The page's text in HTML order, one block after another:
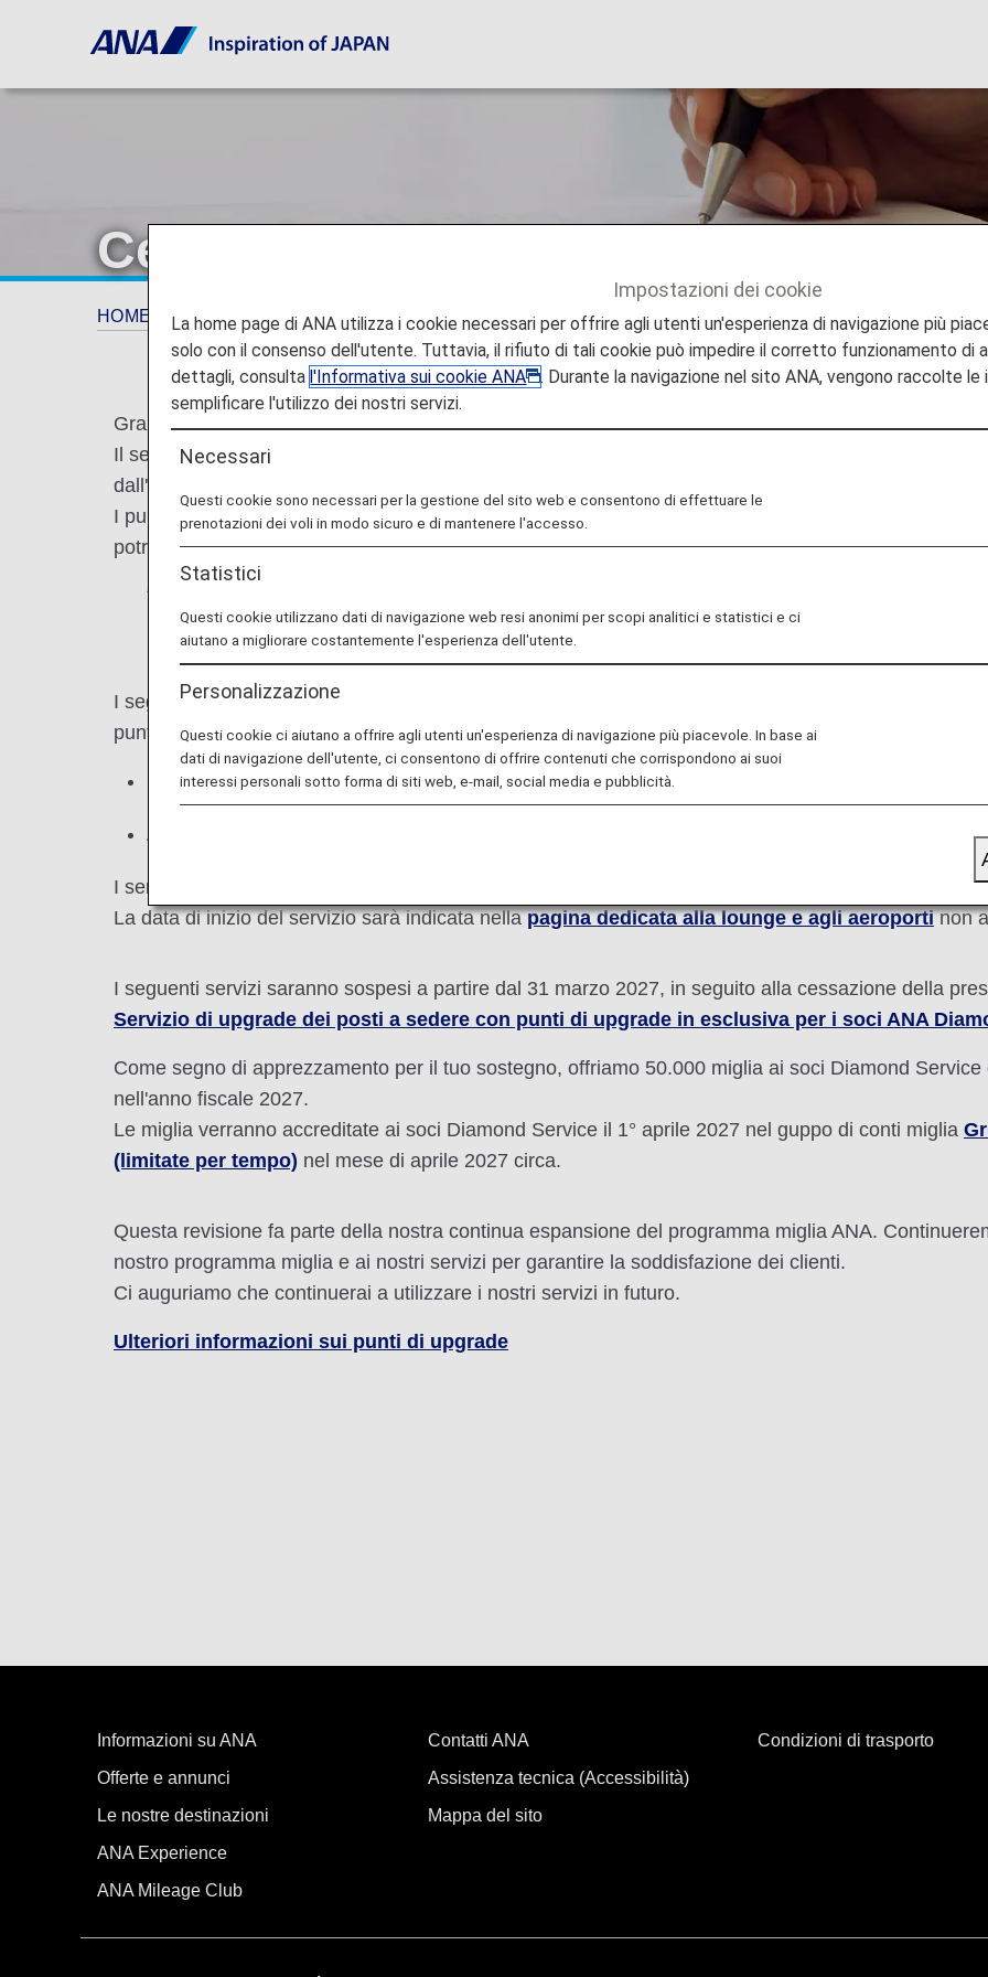
Cessazione del servizio punti di
HOME ANA Mileage Club Cessazione del servizio punti di upgrade
Grazie per il supporto ad ANA Group.
Il servizio punti di upgrade offerto ai soci Premium e ai soci Ana Premium Members e ai soci Super
dall'anno fiscale 2026.
I punti di upgrade sono stati utilizzati principalmente per l'upgrade dei posti a sedere. Oltre agli
potrai utilizzare le miglia anche per i premi per l'upgrade* sui voli nazionali in Giappone in
* Consulta la
per ulteriori informazioni sull'upgrade
in Giappone.
I seguenti servizi attualmente disponibili con i punti di upgrade continueranno a essere disponibili
punti di upgrade.
Upgrade di classe per i posti a sedere
Accesso alle lounge
I servizi lounge attualmente disponibili solo con punti di upgrade potranno essere utilizzati con le
La data di inizio del servizio sarà indicata nellapagina dedicata alla lounge e agli aeroportinon
I seguenti servizi saranno sospesi a partire dal 31 marzo 2027, in seguito alla cessazione della
Servizio di upgrade dei posti a sedere con punti di upgrade in esclusiva per i soci ANA
Come segno di apprezzamento per il tuo sostegno, offriamo 50.000 miglia ai soci Diamond
nell'anno fiscale 2027.
Le miglia verranno accreditate ai soci Diamond Service il 1° aprile 2027 nel guppo di conti miglia
(limitate per tempo) nel mese di aprile 2027 circa.
Questa revisione fa parte della nostra continua espansione del programma miglia ANA.
nostro programma miglia e ai nostri servizi per garantire la soddisfazione dei clienti.
Ci auguriamo che continuerai a utilizzare i nostri servizi in futuro.
Ulteriori informazioni sui punti di upgrade
Informazioni su ANA
Offerte e annunci
Le nostre destinazioni
ANA Experience
ANA Mileage Club
Contatti ANA
Assistenza tecnica (Accessibilità)
Mappa del sito
Condizioni di trasporto
Impostazioni dei cookie
La home page di ANA utilizza i cookie necessari per offrire agli utenti un'esperienza di navigazione più
solo con il consenso dell'utente. Tuttavia, il rifiuto di tali cookie può impedire il corretto funzionamento di
dettagli, consultal'Informativa sui cookie ANA
. Durante la navigazione nel sito ANA, vengono raccolte
semplificare l'utilizzo dei nostri servizi.
Necessari
Questi cookie sono necessari per la gestione del sito web e consentono di effettuare le
prenotazioni dei voli in modo sicuro e di mantenere l'accesso.
Statistici
Questi cookie utilizzano dati di navigazione web resi anonimi per scopi analitici e statistici e ci
aiutano a migliorare costantemente l'esperienza dell'utente.
Personalizzazione
Questi cookie ci aiutano a offrire agli utenti un'esperienza di navigazione più piacevole. In base ai
dati di navigazione dell'utente, ci consentono di offrire contenuti che corrispondono ai suoi
interessi personali sotto forma di siti web, e-mail, social media e pubblicità.